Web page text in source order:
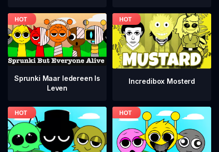
Sprunki Maar Iedereen Is
Leven
Incredibox Mosterd